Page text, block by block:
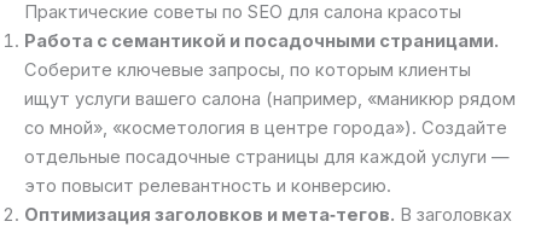
Практические советы по SEO для салона красоты
Работа с семантикой и посадочными страницами.
Соберите ключевые запросы, по которым клиенты
ищут услуги вашего салона (например, «маникюр рядом
со мной», «косметология в центре города»). Создайте
отдельные посадочные страницы для каждой услуги —
это повысит релевантность и конверсию.
Оптимизация заголовков и мета‑тегов. В заголовках